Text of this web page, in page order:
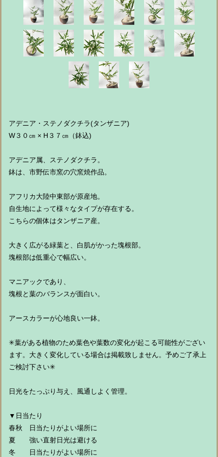
アデニア・ステノダクチラ(タンザニア)
W３０㎝ × H３７㎝（鉢込)
アデニア属、ステノダクチラ。
鉢は、市野伝市窯の穴窯焼作品。
アフリカ大陸中東部が原産地。
自生地によって様々なタイプが存在する。
こちらの個体はタンザニア産。
大きく広がる緑葉と、白肌がかった塊根部。
塊根部は低重心で幅広い。
マニアックであり、
塊根と葉のバランスが面白い。
アースカラーが心地良い一鉢。
✳︎葉がある植物のため葉色や葉数の変化が起こる可能性がござい
ます。大きく変化している場合は掲載致しません。予めご了承上
ご検討下さい✳︎
日光をたっぷり与え、風通しよく管理。
▼日当たり
春秋 日当たりがよい場所に
夏 強い直射日光は避ける
冬 日当たりがよい場所に